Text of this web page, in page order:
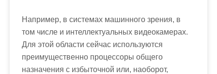
Например, в системах машинного зрения, в
том числе и интеллектуальных видеокамерах.
Для этой области сейчас используются
преимущественно процессоры общего
назначения с избыточной или, наоборот,